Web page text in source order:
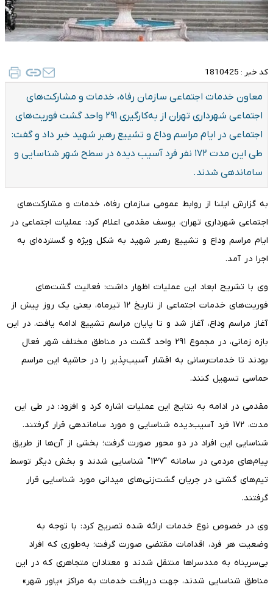
کد خبر : 1810425
معاون خدمات اجتماعی سازمان رفاه، خدمات و مشارکت‌های
اجتماعی شهرداری تهران از به‌کارگیری ۲۹۱ واحد گشت فوریت‌های
اجتماعی در ایام مراسم وداع و تشییع رهبر شهید خبر داد و گفت:
طی این مدت ۱۷۲ نفر فرد آسیب دیده در سطح شهر شناسایی و
ساماندهی شدند.
به گزارش ایلنا از روابط عمومی سازمان رفاه، خدمات و مشارکت‌های
اجتماعی شهرداری تهران، یوسف مقدمی اعلام کرد: عملیات اجتماعی در
ایام مراسم وداع و تشییع رهبر شهید به شکل ویژه و گسترده‌ای به
اجرا در آمد.
وی با تشریح ابعاد این عملیات اظهار داشت: فعالیت گشت‌های
فوریت‌های خدمات اجتماعی از تاریخ ۱۲ تیرماه، یعنی یک روز پیش از
آغاز مراسم وداع، آغاز شد و تا پایان مراسم تشییع ادامه یافت. در این
بازه زمانی، در مجموع ۲۹۱ واحد گشت در مناطق مختلف شهر فعال
بودند تا خدمات‌رسانی به اقشار آسیب‌پذیر را در حاشیه این مراسم
حماسی تسهیل کنند.
مقدمی در ادامه به نتایج این عملیات اشاره کرد و افزود: در طی این
مدت، ۱۷۲ فرد آسیب‌دیده شناسایی و مورد ساماندهی قرار گرفتند.
شناسایی این افراد در دو محور صورت گرفت؛ بخشی از آن‌ها از طریق
پیام‌های مردمی در سامانه "۱۳۷" شناسایی شدند و بخش دیگر توسط
تیم‌های گشتی در جریان گشت‌زنی‌های میدانی مورد شناسایی قرار
گرفتند.
وی در خصوص نوع خدمات ارائه شده تصریح کرد: با توجه به
وضعیت هر فرد، اقدامات مقتضی صورت گرفت؛ به‌طوری که افراد
بی‌سرپناه به مددسراها منتقل شدند و معتادان متجاهری که در این
مناطق شناسایی شدند، جهت دریافت خدمات به مراکز «یاور شهر»